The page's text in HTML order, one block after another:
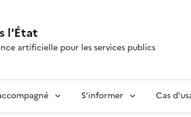
l'État
artificielle pour les services publics
S'informer Cas